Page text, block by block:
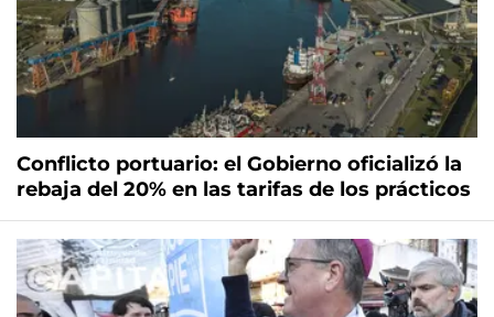
Conflicto portuario: el Gobierno oficializó la
rebaja del 20% en las tarifas de los prácticos